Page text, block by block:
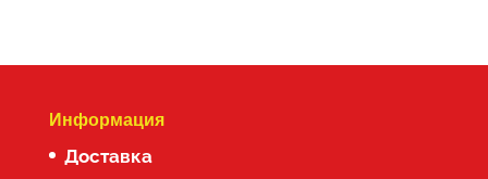
Информация
Доставка